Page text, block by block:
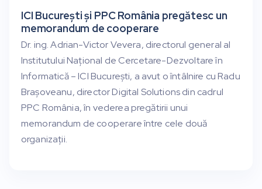
ICI București și PPC România pregătesc un
memorandum de cooperare
Dr. ing. Adrian-Victor Vevera, directorul general al
Institutului Național de Cercetare-Dezvoltare în
Informatică – ICI București, a avut o întâlnire cu Radu
Brașoveanu, director Digital Solutions din cadrul
PPC România, în vederea pregătirii unui
memorandum de cooperare între cele două
organizații.